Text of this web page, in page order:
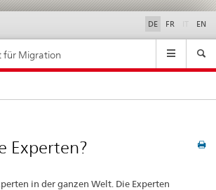
DE FR EN
für Migration
Experten?
in der ganzen Welt. Die Experten